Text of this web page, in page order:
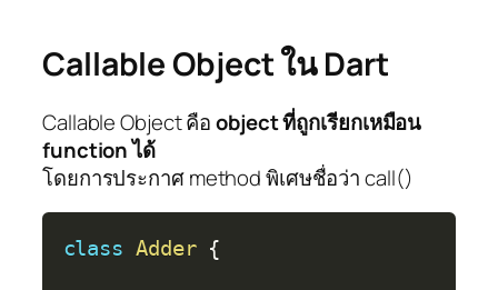
Callable Object ใน Dart
Callable Object คือobject ที่ถูกเรียกเหมือน
function ได้
โดยการประกาศ method พิเศษชื่อว่า call()
class Adder {